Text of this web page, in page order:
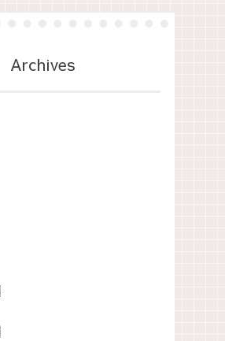
Archives